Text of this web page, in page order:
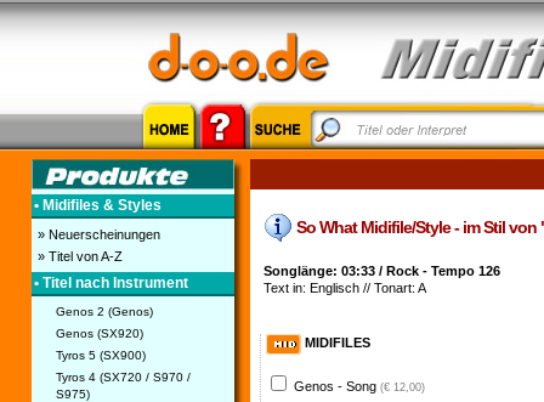
• Midifiles & Styles
» Neuerscheinungen
» Titel von A-Z
• Titel nach Instrument
Genos 2 (Genos)
Genos (SX920)
Tyros 5 (SX900)
Tyros 4 (SX720 / S970 /
S975)
So What Midifile/Style - im Stil von
Songlänge: 03:33 / Rock - Tempo 126
Text in: Englisch // Tonart: A
MIDIFILES
Genos - Song (€ 12,00)